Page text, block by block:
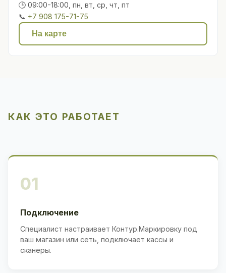
🕒 09:00-18:00, пн, вт, ср, чт, пт
📞 +7 908 175-71-75
На карте
КАК ЭТО РАБОТАЕТ
01
Подключение
Специалист настраивает Контур.Маркировку под
ваш магазин или сеть, подключает кассы и
сканеры.